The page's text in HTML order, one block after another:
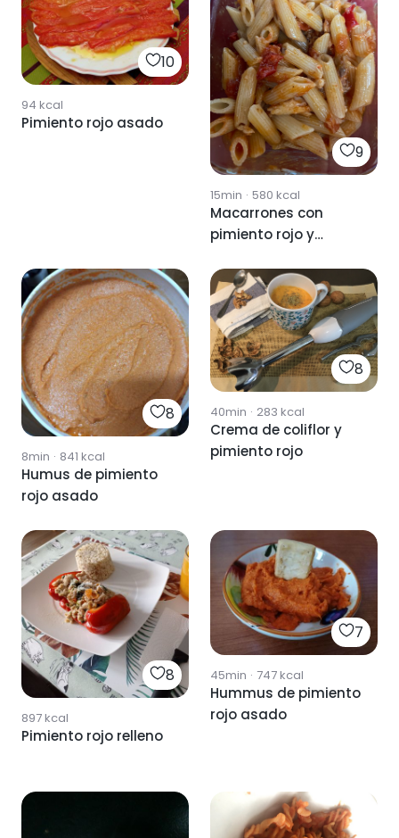
10
94 kcal
Pimiento rojo asado
9
15min · 580 kcal
Macarrones con
pimiento rojo y
8
8min · 841 kcal
Humus de pimiento
rojo asado
8
40min · 283 kcal
Crema de coliflor y
pimiento rojo
8
897kcal
Pimiento rojo relleno
7
45min · 747kcal
Hummus de pimiento
rojo asado